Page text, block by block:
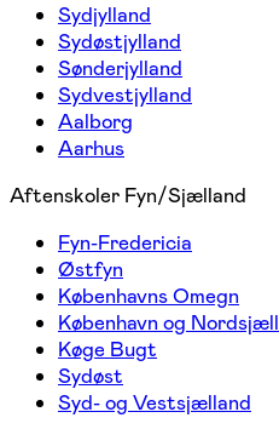
Sydjylland
Sydøstjylland
Sønderjylland
Sydvestjylland
Aalborg
Aarhus
Aftenskoler Fyn/Sjælland
Fyn-Fredericia
Østfyn
Københavns Omegn
København og
Køge Bugt
Sydøst
Syd- og Vestsjælland